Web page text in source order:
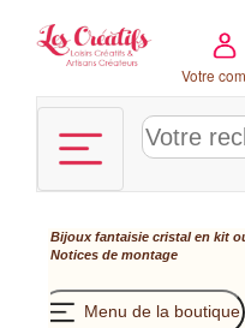
Votre
Bijoux fantaisie cristal en kit
Notices de montage
Menu de la boutique